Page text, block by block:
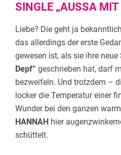
SINGLE „AUSSA MIT
Liebe? Die geht ja
das allerdings der erste
gewesen ist, als sie ihre neue
Depf“ geschrieben hat, darf
bezweifeln. Und trotzdem –
locker die Temperatur einer
Wunder bei den ganzen
HANNAH hier
schüttelt.